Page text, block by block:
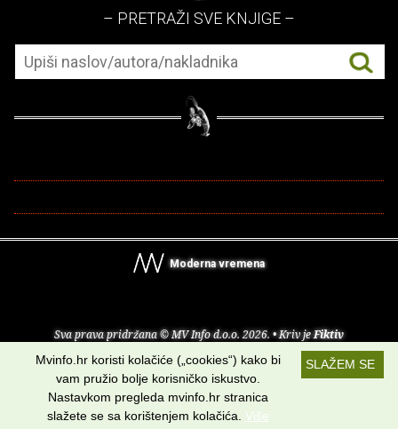
– PRETRAŽI SVE KNJIGE –
Moderna vremena
Sva prava pridržana © MV Info d.o.o. 2026. • Kriv jeFiktiv
Uvjeti korištenja RSS kanali
Potraži nas na:
SLAŽEM SE
Mvinfo.hr koristi kolačiće („cookies“) kako bi
vam pružio bolje korisničko iskustvo.
Nastavkom pregleda mvinfo.hr stranica
slažete se sa korištenjem kolačića. Više